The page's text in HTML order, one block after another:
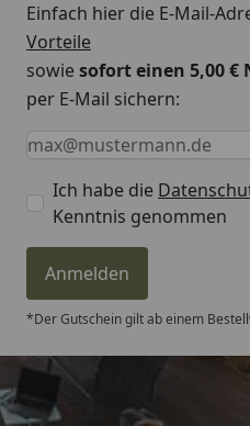
Einfach hier die E-Mail-
Vorteile
sowiesofort einen 5,00
per E-Mail sichern:
Keine Eingabe erforderlich
Eingabe erforderlich
E-Mail *
Ich habe die
Kenntnis genommen
Anmelden
*Der Gutschein gilt ab einem